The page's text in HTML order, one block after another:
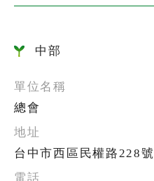
中部
總會
台中市西區民權路228號